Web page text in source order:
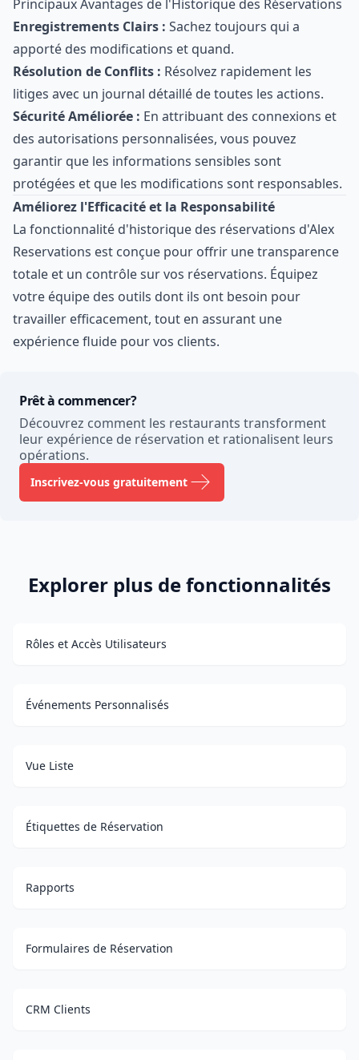
Principaux Avantages de l'Historique des Réservations
Enregistrements Clairs : Sachez toujours qui a
apporté des modifications et quand.
Résolution de Conflits : Résolvez rapidement les
litiges avec un journal détaillé de toutes les actions.
Sécurité Améliorée : En attribuant des connexions et
des autorisations personnalisées, vous pouvez
garantir que les informations sensibles sont
protégées et que les modifications sont responsables.
Améliorez l'Efficacité et la Responsabilité
La fonctionnalité d'historique des réservations d'Alex
Reservations est conçue pour offrir une transparence
totale et un contrôle sur vos réservations. Équipez
votre équipe des outils dont ils ont besoin pour
travailler efficacement, tout en assurant une
expérience fluide pour vos clients.
Prêt à commencer?
Découvrez comment les restaurants transforment
leur expérience de réservation et rationalisent leurs
opérations.
Inscrivez-vous gratuitement
Explorer plus de fonctionnalités
Rôles et Accès Utilisateurs
Événements Personnalisés
Vue Liste
Étiquettes de Réservation
Rapports
Formulaires de Réservation
CRM Clients